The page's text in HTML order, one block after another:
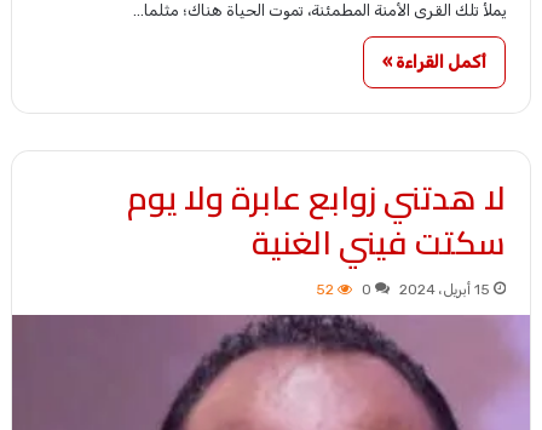
يملأ تلك القرى الأمنة المطمئنة، تموت الحياة هناك؛ مثلما…
أكمل القراءة »
لا هدتني زوابع عابرة ولا يوم
سكتت فيني الغنية
15 أبريل، 2024 0
52